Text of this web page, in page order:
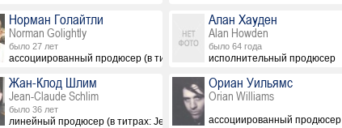
Норман Голайтли
Norman Golightly
было 27 лет
ассоциированный продюсер (в титрах: Norm Golightly)
Алан Хауден
Alan Howden
было 64 года
исполнительный продюсер
Жан-Клод Шлим
Jean-Claude Schlim
было 36 лет
линейный продюсер (в титрах: Jean Claude Schlim)
Ориан Уильямс
Orian Williams
ассоциированный продюсер